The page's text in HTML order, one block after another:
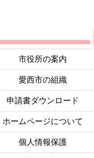
市役所の案内
愛西市の組織
申請書ダウンロード
ホームページについて
個人情報保護